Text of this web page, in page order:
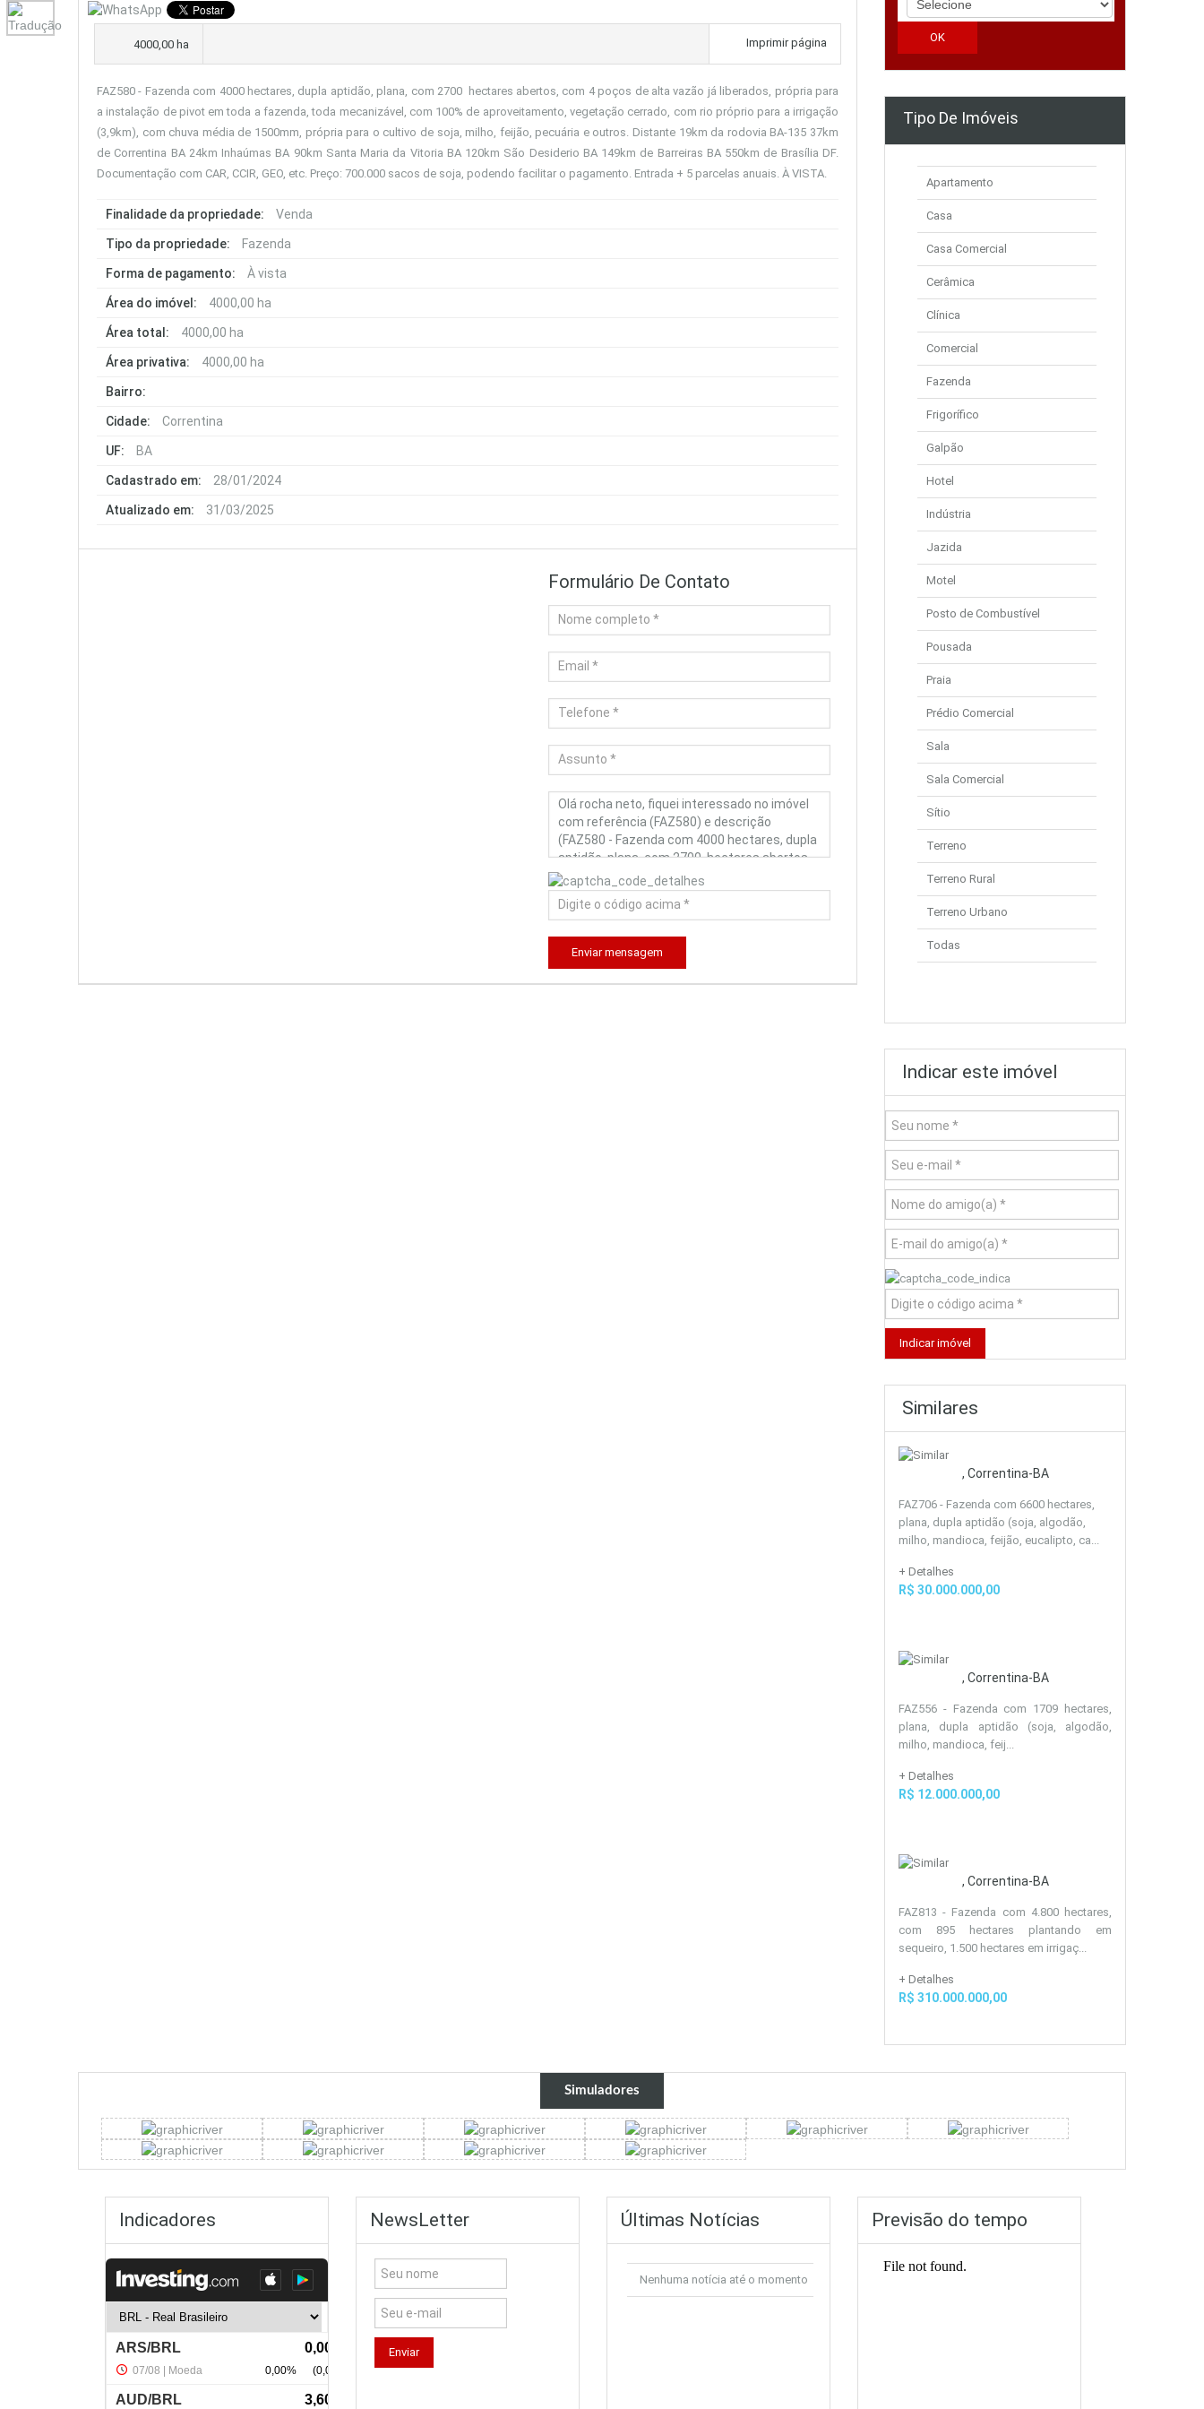
4000,00 ha Imprimir página
FAZ580 - Fazenda com 4000 hectares, dupla aptidão, plana, com 2700 hectares abertos, com 4 poços de alta vazão já liberados, própria para
a instalação de pivot em toda a fazenda, toda mecanizável, com 100% de aproveitamento, vegetação cerrado, com rio próprio para a irrigação
(3,9km), com chuva média de 1500mm, própria para o cultivo de soja, milho, feijão, pecuária e outros. Distante 19km da rodovia BA-135 37km
de Correntina BA 24km Inhaúmas BA 90km Santa Maria da Vitoria BA 120km São Desiderio BA 149km de Barreiras BA 550km de Brasília DF.
Documentação com CAR, CCIR, GEO, etc. Preço: 700.000 sacos de soja, podendo facilitar o pagamento. Entrada + 5 parcelas anuais. À VISTA.
Finalidade da propriedade: Venda
Tipo da propriedade: Fazenda
Forma de pagamento: À vista
Área do imóvel: 4000,00 ha
Área total: 4000,00 ha
Área privativa: 4000,00 ha
Bairro:
Cidade: Correntina
UF: BA
Cadastrado em: 28/01/2024
Atualizado em: 31/03/2025
Formulário De Contato
Enviar mensagem
Tipo De Imóveis
Apartamento
Casa
Casa Comercial
Cerâmica
Clínica
Comercial
Fazenda
Frigorífico
Galpão
Hotel
Indústria
Jazida
Motel
Posto de Combustível
Pousada
Praia
Prédio Comercial
Sala
Sala Comercial
Sítio
Terreno
Terreno Rural
Terreno Urbano
Todas
Indicar este imóvel
Similares
, Correntina-BA
FAZ706 - Fazenda com 6600 hectares,
plana, dupla aptidão (soja, algodão,
milho, mandioca, feijão, eucalipto, ca...
+ Detalhes
R$ 30.000.000,00
, Correntina-BA
FAZ556 - Fazenda com 1709 hectares,
plana, dupla aptidão (soja, algodão,
milho, mandioca, feij...
+ Detalhes
R$ 12.000.000,00
, Correntina-BA
FAZ813 - Fazenda com 4.800 hectares,
com 895 hectares plantando em
sequeiro, 1.500 hectares em irrigaç...
+ Detalhes
R$ 310.000.000,00
Simuladores
Indicadores NewsLetter Últimas Notícias
Nenhuma notícia até o momento
Previsão do tempo